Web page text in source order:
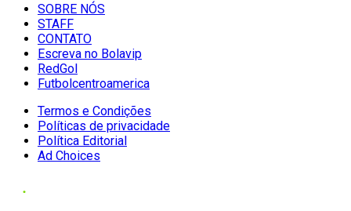
SOBRE NÓS
STAFF
CONTATO
Escreva no Bolavip
RedGol
Futbolcentroamerica
Termos e Condições
Políticas de privacidade
Política Editorial
Ad Choices